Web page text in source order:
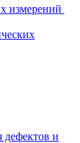
измерений
дефектов и